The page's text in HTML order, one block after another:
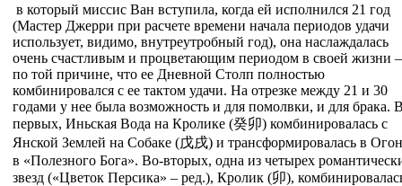
в который миссис Ван вступила, когда ей исполнился 21 год
(Мастер Джерри при расчете времени начала периодов удачи
использует, видимо, внутреутробный год), она наслаждалась
очень счастливым и процветающим периодом в своей жизни –
по той причине, что ее Дневной Столп полностью
комбинировался с ее тактом удачи. На отрезке между 21 и 30
годами у нее была возможность и для помолвки, и для брака.
первых, Иньская Вода на Кролике (癸卯) комбинировалась с
Янской Землей на Собаке (戊戌) и трансформировалась в
в «Полезного Бога». Во-вторых, одна из четырех
звезд («Цветок Персика» – ред.), Кролик (卯),